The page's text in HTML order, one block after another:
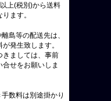
上(税別)から送料
ます。
島等の配送先は、
が発生致します。
きましては、事前
合せをお願いしま
数料は別途掛かり